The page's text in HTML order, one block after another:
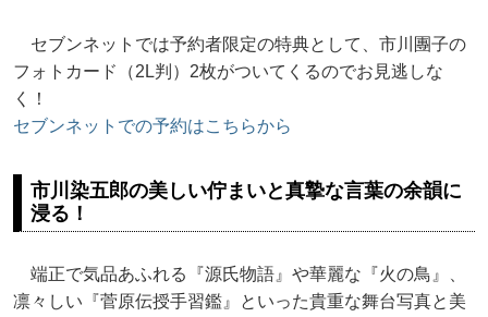
セブンネットでは予約者限定の特典として、市川團子の
フォトカード（2L判）2枚がついてくるのでお見逃しな
く！
セブンネットでの予約はこちらから
市川染五郎の美しい佇まいと真摯な言葉の余韻に
浸る！
端正で気品あふれる『源氏物語』や華麗な『火の鳥』、
凛々しい『菅原伝授手習鑑』といった貴重な舞台写真と美